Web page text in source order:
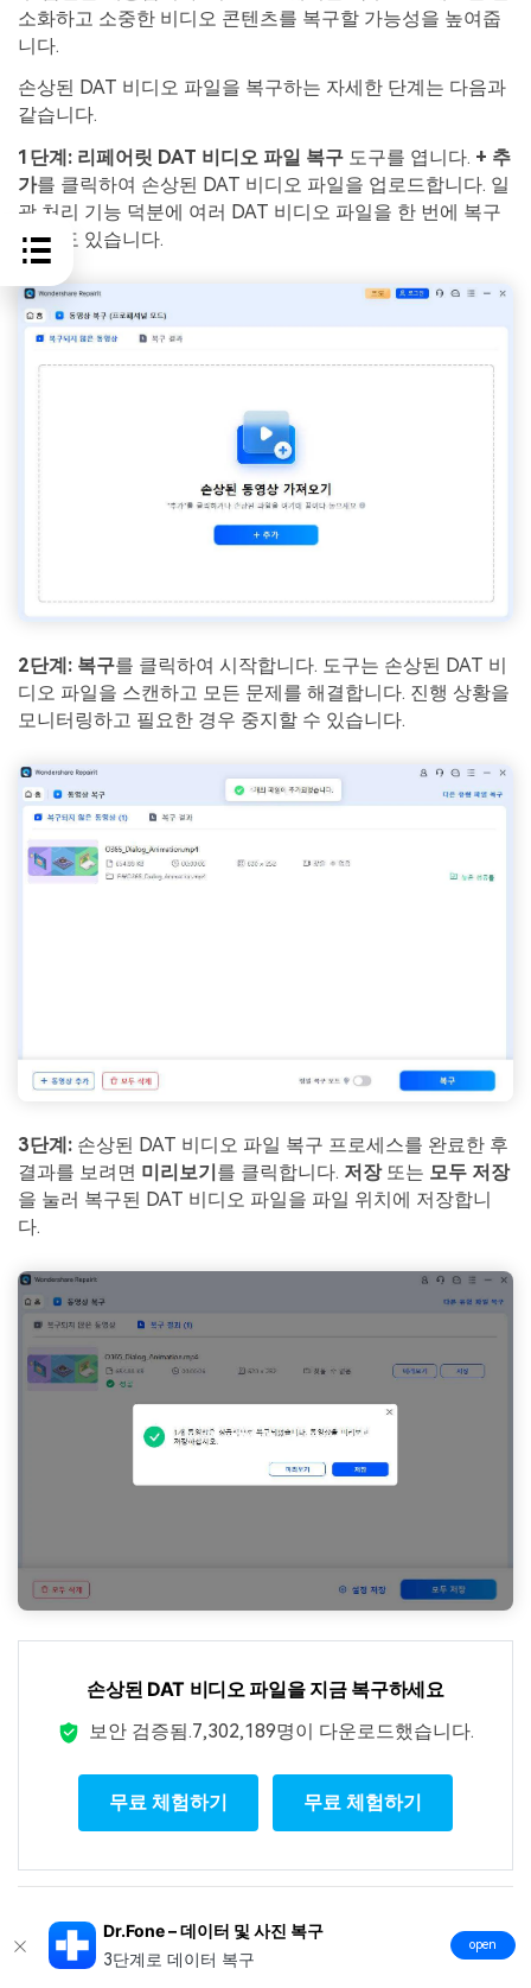
소화하고 소중한 비디오 콘텐츠를 복구할 가능성을 높여줍
니다.
손상된 DAT 비디오 파일을 복구하는 자세한 단계는 다음과
같습니다.
1단계: 리페어릿 DAT 비디오 파일 복구 도구를 엽니다. + 추
가를 클릭하여 손상된 DAT 비디오 파일을 업로드합니다. 일
괄 처리 기능 덕분에 여러 DAT 비디오 파일을 한 번에 복구
할 수도 있습니다.
2단계: 복구를 클릭하여 시작합니다. 도구는 손상된 DAT 비
디오 파일을 스캔하고 모든 문제를 해결합니다. 진행 상황을
모니터링하고 필요한 경우 중지할 수 있습니다.
3단계: 손상된 DAT 비디오 파일 복구 프로세스를 완료한 후
결과를 보려면 미리보기 를 클릭합니다. 저장또는 모두 저장
을 눌러 복구된 DAT 비디오 파일을 파일 위치에 저장합니
다.
손상된 DAT 비디오 파일을 지금 복구하세요
보안 검증됨.7,302,189명이 다운로드했습니다.
무료 체험하기 무료 체험하기
결론
Dr.Fone – 데이터 및 사진 복구
3단계로 데이터 복구
open